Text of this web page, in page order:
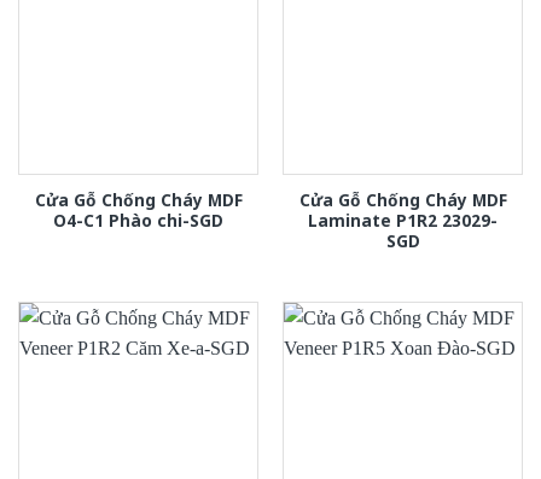
Cửa Gỗ Chống Cháy MDF
O4-C1 Phào chi-SGD
Cửa Gỗ Chống Cháy MDF
Laminate P1R2 23029-
SGD